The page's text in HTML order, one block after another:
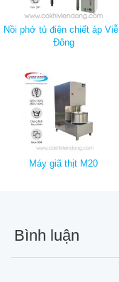
Nồi phở tủ điện chiết áp
Đông
Máy giã thịt M20
Bình luận